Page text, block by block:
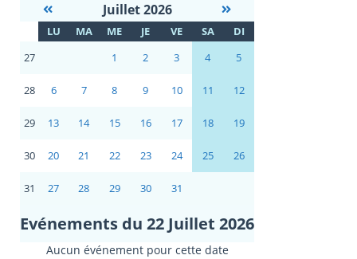
Juillet 2026
LU MA ME JE VE SA
DI
27
1 2 3 4 5
28 6 7 8 9 10 11 12
29 13 14 15 16 17 18 19
30 20 21 22 23 24 25 26
31 27 28 29 30 31
Evénements du 22 Juillet 2026
Aucun événement pour cette date